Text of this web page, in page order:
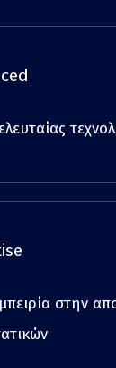
στην